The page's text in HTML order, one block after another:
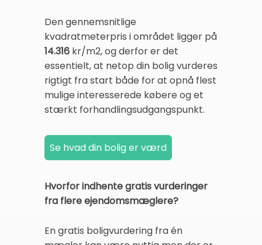
Den gennemsnitlige
kvadratmeterpris i området ligger på
14.316 kr/m2, og derfor er det
essentielt, at netop din bolig vurderes
rigtigt fra start både for at opnå flest
mulige interesserede købere og et
stærkt forhandlingsudgangspunkt.
Hvorfor indhente gratis vurderinger
fra flere ejendomsmæglere?
En gratis boligvurdering fra én